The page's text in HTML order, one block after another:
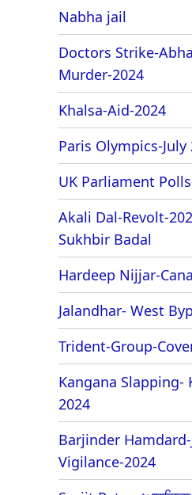
Nabha jail
Doctors Strike-
Murder-2024
Khalsa-Aid-2024
Paris Olympics-July
UK Parliament
Akali Dal-Revolt-
Sukhbir Badal
Hardeep Nijjar-
Jalandhar- West
Trident-Group-
Kangana Slapping-
2024
Barjinder
Vigilance-2024